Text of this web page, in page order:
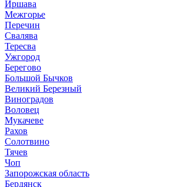
Иршава
Межгорье
Перечин
Свалява
Тересва
Ужгород
Берегово
Большой Бычков
Великий Березный
Виноградов
Воловец
Мукачеве
Рахов
Солотвино
Тячев
Чоп
Запорожская область
Бердянск